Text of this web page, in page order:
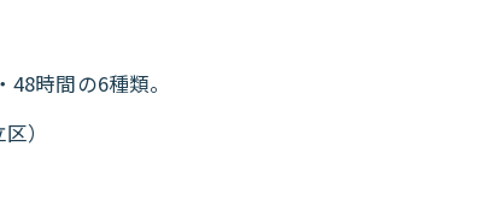
時間の6種類。
）